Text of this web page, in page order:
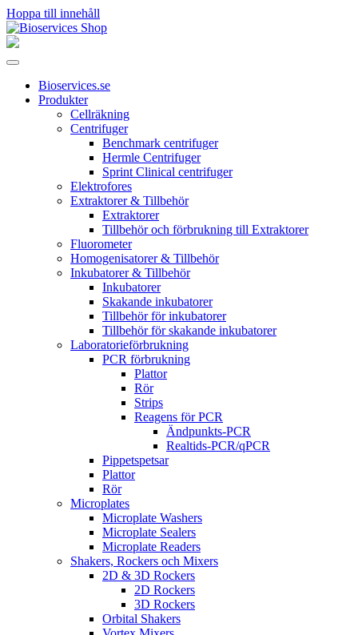
Hoppa till innehåll
Huvudnavigering
Bioservices.se
Produkter
Cellräkning
Centrifuger
Benchmark centrifuger
Hermle Centrifuger
Sprint Clinical centrifuger
Elektrofores
Extraktorer & Tillbehör
Extraktorer
Tillbehör och förbrukning till Extraktorer
Fluorometer
Homogenisatorer & Tillbehör
Inkubatorer & Tillbehör
Inkubatorer
Skakande inkubatorer
Tillbehör för inkubatorer
Tillbehör för skakande inkubatorer
Laboratorieförbrukning
PCR förbrukning
Plattor
Rör
Strips
Reagens för PCR
Ändpunkts-PCR
Realtids-PCR/qPCR
Pippetspetsar
Plattor
Rör
Microplates
Microplate Washers
Microplate Sealers
Microplate Readers
Shakers, Rockers och Mixers
2D & 3D Rockers
2D Rockers
3D Rockers
Orbital Shakers